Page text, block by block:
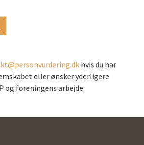
hvis du har
eller ønsker yderligere
og foreningens arbejde.